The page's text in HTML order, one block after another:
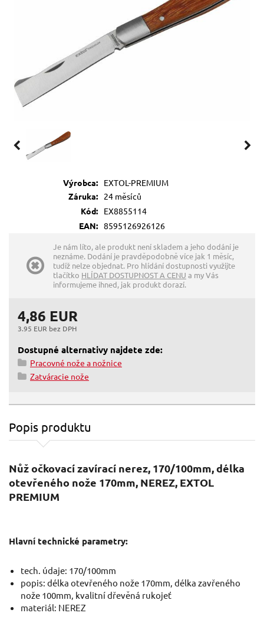
Výrobca:
EXTOL-PREMIUM
Záruka:
24 měsíců
Kód:
EX8855114
EAN: 8595126926126
Je nám líto, ale produkt není skladem a jeho dodání je
neznáme. Dodání je pravděpodobně více jak 1 měsíc,
tudíž nelze objednat. Pro hlídání dostupnosti využijte
tlačítko HLÍDAT DOSTUPNOST A CENU a my Vás
informujeme ihned, jak produkt dorazí.
4,86 EUR
3.95 EUR bez DPH
Dostupné alternativy najdete zde:
Pracovné nože a nožnice
Zatváracie nože
Popis produktu
Nůž očkovací zavírací nerez, 170/100mm, délka
otevřeného nože 170mm, NEREZ, EXTOL
PREMIUM
Hlavní technické parametry:
tech. údaje: 170/100mm
popis: délka otevřeného nože 170mm, délka zavřeného
nože 100mm, kvalitní dřevěná rukojeť
materiál: NEREZ